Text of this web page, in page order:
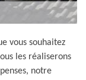
vous souhaitez
les réaliserons
notre